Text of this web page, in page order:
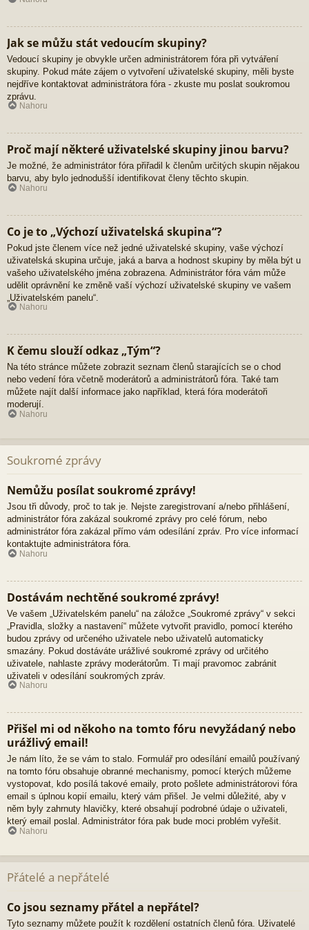
Jak se můžu stát vedoucím skupiny?
Vedoucí skupiny je obvykle určen administrátorem fóra při vytváření
skupiny. Pokud máte zájem o vytvoření uživatelské skupiny, měli byste
nejdříve kontaktovat administrátora fóra - zkuste mu poslat soukromou
zprávu.
Nahoru
Proč mají některé uživatelské skupiny jinou barvu?
Je možné, že administrátor fóra přiřadil k členům určitých skupin nějakou
barvu, aby bylo jednodušší identifikovat členy těchto skupin.
Nahoru
Co je to „Výchozí uživatelská skupina“?
Pokud jste členem více než jedné uživatelské skupiny, vaše výchozí
uživatelská skupina určuje, jaká a barva a hodnost skupiny by měla být u
vašeho uživatelského jména zobrazena. Administrátor fóra vám může
udělit oprávnění ke změně vaší výchozí uživatelské skupiny ve vašem
„Uživatelském panelu“.
Nahoru
K čemu slouží odkaz „Tým“?
Na této stránce můžete zobrazit seznam členů starajících se o chod
nebo vedení fóra včetně moderátorů a administrátorů fóra. Také tam
můžete najít další informace jako například, která fóra moderátoři
moderují.
Nahoru
Soukromé zprávy
Nemůžu posílat soukromé zprávy!
Jsou tři důvody, proč to tak je. Nejste zaregistrovaní a/nebo přihlášení,
administrátor fóra zakázal soukromé zprávy pro celé fórum, nebo
administrátor fóra zakázal přímo vám odesílání zpráv. Pro více informací
kontaktujte administrátora fóra.
Nahoru
Dostávám nechtěné soukromé zprávy!
Ve vašem „Uživatelském panelu“ na záložce „Soukromé zprávy“ v sekci
„Pravidla, složky a nastavení“ můžete vytvořit pravidlo, pomocí kterého
budou zprávy od určeného uživatele nebo uživatelů automaticky
smazány. Pokud dostáváte urážlivé soukromé zprávy od určitého
uživatele, nahlaste zprávy moderátorům. Ti mají pravomoc zabránit
uživateli v odesílání soukromých zpráv.
Nahoru
Přišel mi od někoho na tomto fóru nevyžádaný nebo
urážlivý email!
Je nám líto, že se vám to stalo. Formulář pro odesílání emailů používaný
na tomto fóru obsahuje obranné mechanismy, pomocí kterých můžeme
vystopovat, kdo posílá takové emaily, proto pošlete administrátorovi fóra
email s úplnou kopií emailu, který vám přišel. Je velmi důležité, aby v
něm byly zahrnuty hlavičky, které obsahují podrobné údaje o uživateli,
který email poslal. Administrátor fóra pak bude moci problém vyřešit.
Nahoru
Přátelé a nepřátelé
Co jsou seznamy přátel a nepřátel?
Tyto seznamy můžete použít k rozdělení ostatních členů fóra. Uživatelé